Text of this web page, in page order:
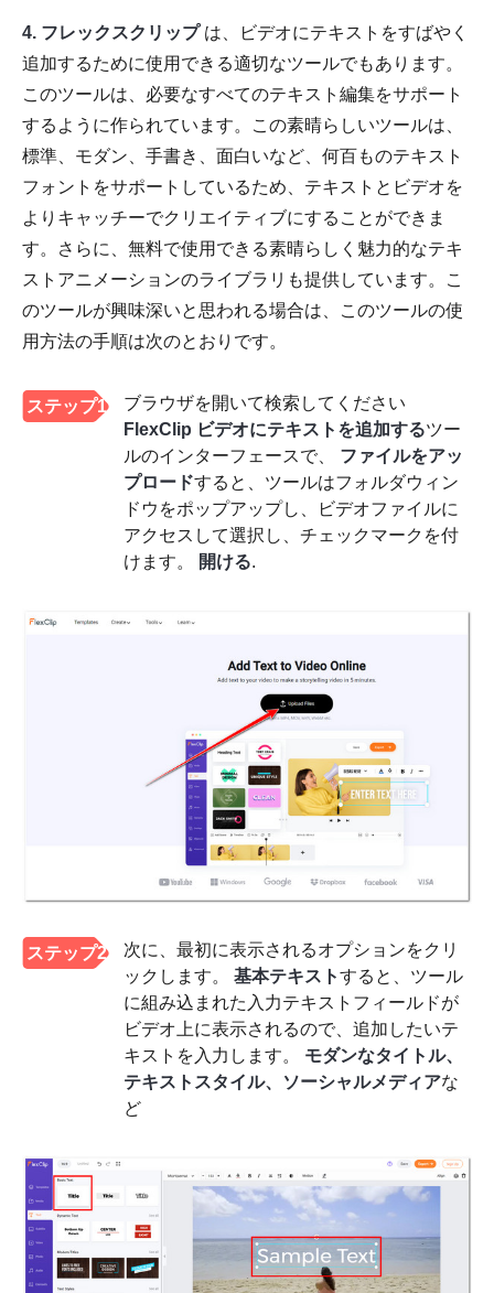
4. フレックスクリップは、ビデオにテキストをすばやく
追加するために使用できる適切なツールでもあります。
このツールは、必要なすべてのテキスト編集をサポート
するように作られています。この素晴らしいツールは、
標準、モダン、手書き、面白いなど、何百ものテキスト
フォントをサポートしているため、テキストとビデオを
よりキャッチーでクリエイティブにすることができま
す。さらに、無料で使用できる素晴らしく魅力的なテキ
ストアニメーションのライブラリも提供しています。こ
のツールが興味深いと思われる場合は、このツールの使
用方法の手順は次のとおりです。
ステップ1
ブラウザを開いて検索してください
FlexClip ビデオにテキストを追加するツー
ルのインターフェースで、 ファイルをアッ
プロードすると、ツールはフォルダウィン
ドウをポップアップし、ビデオファイルに
アクセスして選択し、チェックマークを付
けます。
開ける.
ステップ2
次に、最初に表示されるオプションをクリ
ックします。 基本テキストすると、ツール
に組み込まれた入力テキストフィールドが
ビデオ上に表示されるので、追加したいテ
キストを入力します。 モダンなタイトル、
テキストスタイル、ソーシャルメディアな
ど